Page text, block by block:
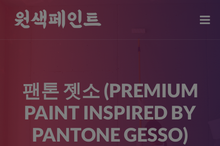
팬톤 젯소 (PREMIUM
PAINT INSPIRED BY
PANTONE GESSO)